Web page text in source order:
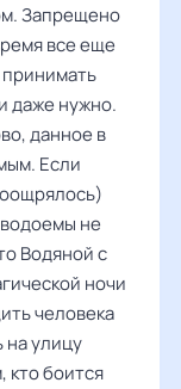
Запрещено
все еще
даже нужно.
данное в
Если
водоемы не
Водяной с
ночи
человека
на улицу
кто боится